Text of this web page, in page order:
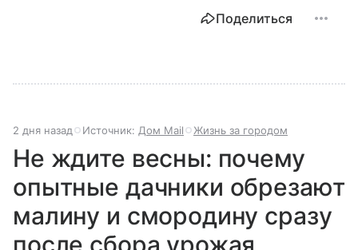
Поделиться
2 дня назад Источник: Дом Mail Жизнь за городом
Не ждите весны: почему
опытные дачники обрезают
малину и смородину сразу